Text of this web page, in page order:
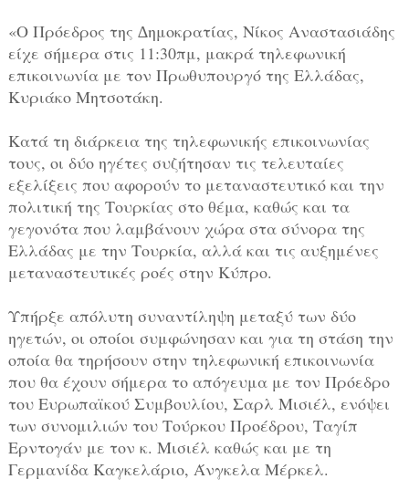
«Ο Πρόεδρος της ∆ημοκρατίας, Νίκος Αναστασιάδης
είχε σήμερα στις 11:30πμ, μακρά τηλεφωνική
επικοινωνία με τον Πρωθυπουργό της Ελλάδας,
Κυριάκο Μητσοτάκη.
Κατά τη διάρκεια της τηλεφωνικής επικοινωνίας
τους, οι δύο ηγέτες συζήτησαν τις τελευταίες
εξελίξεις που αφορούν το μεταναστευτικό και την
πολιτική της Τουρκίας στο θέμα, καθώς και τα
γεγονότα που λαμβάνουν χώρα στα σύνορα της
Ελλάδας με την Τουρκία, αλλά και τις αυξημένες
μεταναστευτικές ροές στην Κύπρο.
Υπήρξε απόλυτη συναντίληψη μεταξύ των δύο
ηγετών, οι οποίοι συμφώνησαν και για τη στάση την
οποία θα τηρήσουν στην τηλεφωνική επικοινωνία
που θα έχουν σήμερα το απόγευμα με τον Πρόεδρο
του Ευρωπαϊκού Συμβουλίου, Σαρλ Μισιέλ, ενόψει
των συνομιλιών του Τούρκου Προέδρου, Ταγίπ
Ερντογάν με τον κ. Μισιέλ καθώς και με τη
Γερμανίδα Καγκελάριο, Άνγκελα Μέρκελ.